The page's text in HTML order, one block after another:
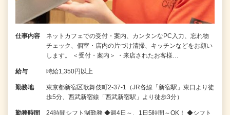
仕事内容
ネットカフェでの受付・案内、カンタンなPC入力、忘れ物
チェック、個室・店内の片づけ清掃、キッチンなどをお願い
します。 ＜受付・案内＞ ・来店されたお客様…
給与 時給1,350円以上
勤務地
東京都新宿区歌舞伎町2-37-1（JR各線「新宿駅」東口より徒
歩5分、西武新宿線「西武新宿駅」より徒歩3分）
勤務時間
24時間シフト制勤務 ◆週4日～、1日5時間～OK！ ◆シフト